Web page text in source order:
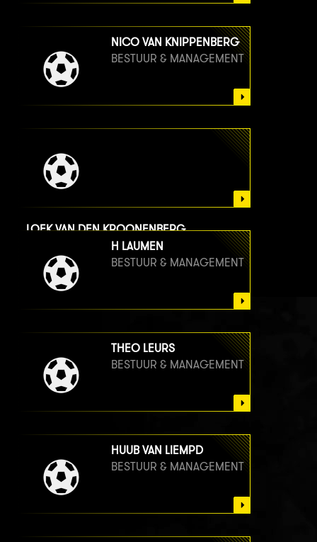
NICO VAN KNIPPENBERG
BESTUUR & MANAGEMENT
LOEK VAN DEN KROONENBERG
BESTUUR & MANAGEMENT
H LAUMEN
BESTUUR & MANAGEMENT
THEO LEURS
BESTUUR & MANAGEMENT
HUUB VAN LIEMPD
BESTUUR & MANAGEMENT